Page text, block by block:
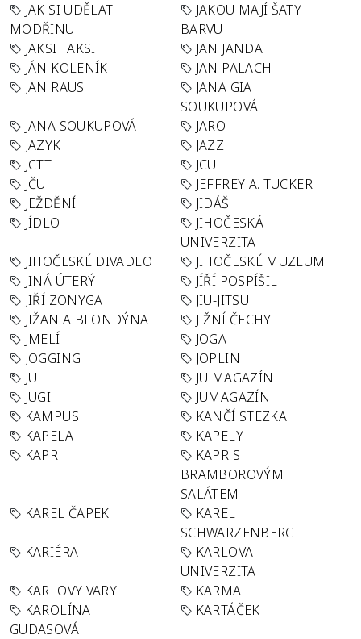
JAK SI UDĚLAT
MODŘINU
JAKOU MAJÍ ŠATY
BARVU
JAKSI TAKSI
JAN JANDA
JÁN KOLENÍK
JAN PALACH
JAN RAUS
JANA GIA
SOUKUPOVÁ
JANA SOUKUPOVÁ
JARO
JAZYK
JAZZ
JCTT
JCU
JČU
JEFFREY A. TUCKER
JEŽDĚNÍ
JIDÁŠ
JÍDLO
JIHOČESKÁ
UNIVERZITA
JIHOČESKÉ DIVADLO
JIHOČESKÉ MUZEUM
JINÁ ÚTERÝ
JÍŘÍ POSPÍŠIL
JIŘÍ ZONYGA
JIU-JITSU
JIŽAN A BLONDÝNA
JIŽNÍ ČECHY
JMELÍ
JOGA
JOGGING
JOPLIN
JU
JU MAGAZÍN
JUGI
JUMAGAZÍN
KAMPUS
KANČÍ STEZKA
KAPELA
KAPELY
KAPR
KAPR S
BRAMBOROVÝM
SALÁTEM
KAREL ČAPEK
KAREL
SCHWARZENBERG
KARIÉRA
KARLOVA
UNIVERZITA
KARLOVY VARY
KARMA
KAROLÍNA
GUDASOVÁ
KARTÁČEK